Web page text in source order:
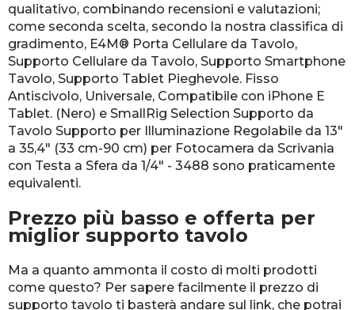
qualitativo, combinando recensioni e valutazioni;
come seconda scelta, secondo la nostra classifica di
gradimento, E4M® Porta Cellulare da Tavolo,
Supporto Cellulare da Tavolo, Supporto Smartphone
Tavolo, Supporto Tablet Pieghevole. Fisso
Antiscivolo, Universale, Compatibile con iPhone E
Tablet. (Nero) e SmallRig Selection Supporto da
Tavolo Supporto per Illuminazione Regolabile da 13"
a 35,4" (33 cm-90 cm) per Fotocamera da Scrivania
con Testa a Sfera da 1/4" - 3488 sono praticamente
equivalenti.
Prezzo più basso e offerta per
miglior supporto tavolo
Ma a quanto ammonta il costo di molti prodotti
come questo? Per sapere facilmente il prezzo di
supporto tavolo ti basterà andare sul link, che potrai